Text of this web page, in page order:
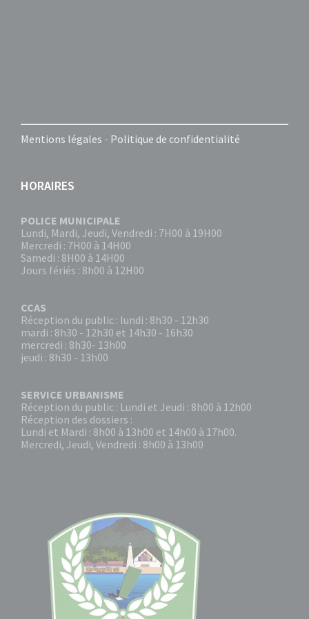
Mentions légales - Politique de confidentialité
HORAIRES
POLICE MUNICIPALE
Lundi, Mardi, Jeudi, Vendredi : 7H00 à 19H00
Mercredi : 7H00 à 14H00
Samedi : 8H00 à 14H00
Jours fériés : 8h00 à 12H00
CCAS
Réception du public : lundi : 8h30 - 12h30
mardi : 8h30 - 12h30 et 14h30 - 16h30
mercredi : 8h30- 13h00
jeudi : 8h30 - 13h00
SERVICE URBANISME
Réception du public : Lundi et Jeudi : 8h00 à 12h00
Réception des dossiers :
Lundi et Mardi : 8h00 à 13h00 et 14h00 à 17h00.
Mercredi, Jeudi, Vendredi : 8h00 à 13h00